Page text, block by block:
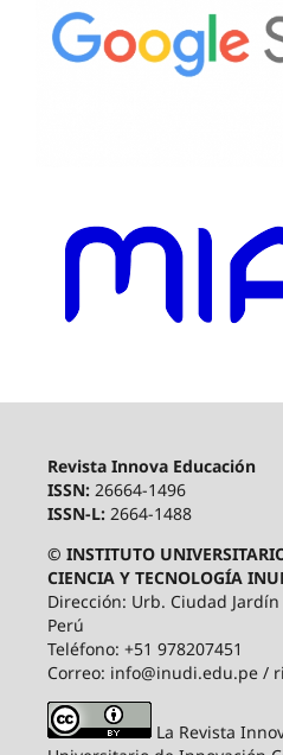
Revista Innova Educación
ISSN: 26664-1496
ISSN-L: 2664-1488
© INSTITUTO
CIENCIA Y TECNOLOGÍA
Dirección: Urb. Ciudad
Perú
Teléfono: +51 978207451
Correo: info@inudi.edu.pe /
La Revista